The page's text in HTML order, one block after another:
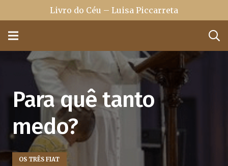
Livro do Céu – Luisa Piccarreta
Para quê tanto
medo?
OS TRÊS FIAT